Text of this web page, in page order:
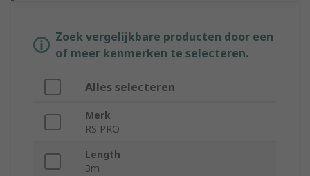
Zoek vergelijkbare producten door een
of meer kenmerken te selecteren.
Alles selecteren
Merk
RS PRO
Length
3m